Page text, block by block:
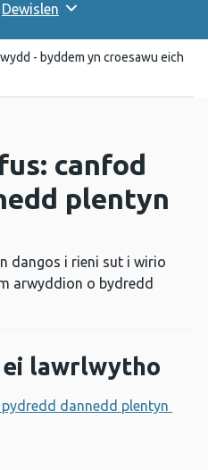
Dewislen
- byddem yn croesawu eich
canfod
plentyn
dangos i rieni sut i wirio
arwyddion o bydredd
lawrlwytho
dannedd plentyn